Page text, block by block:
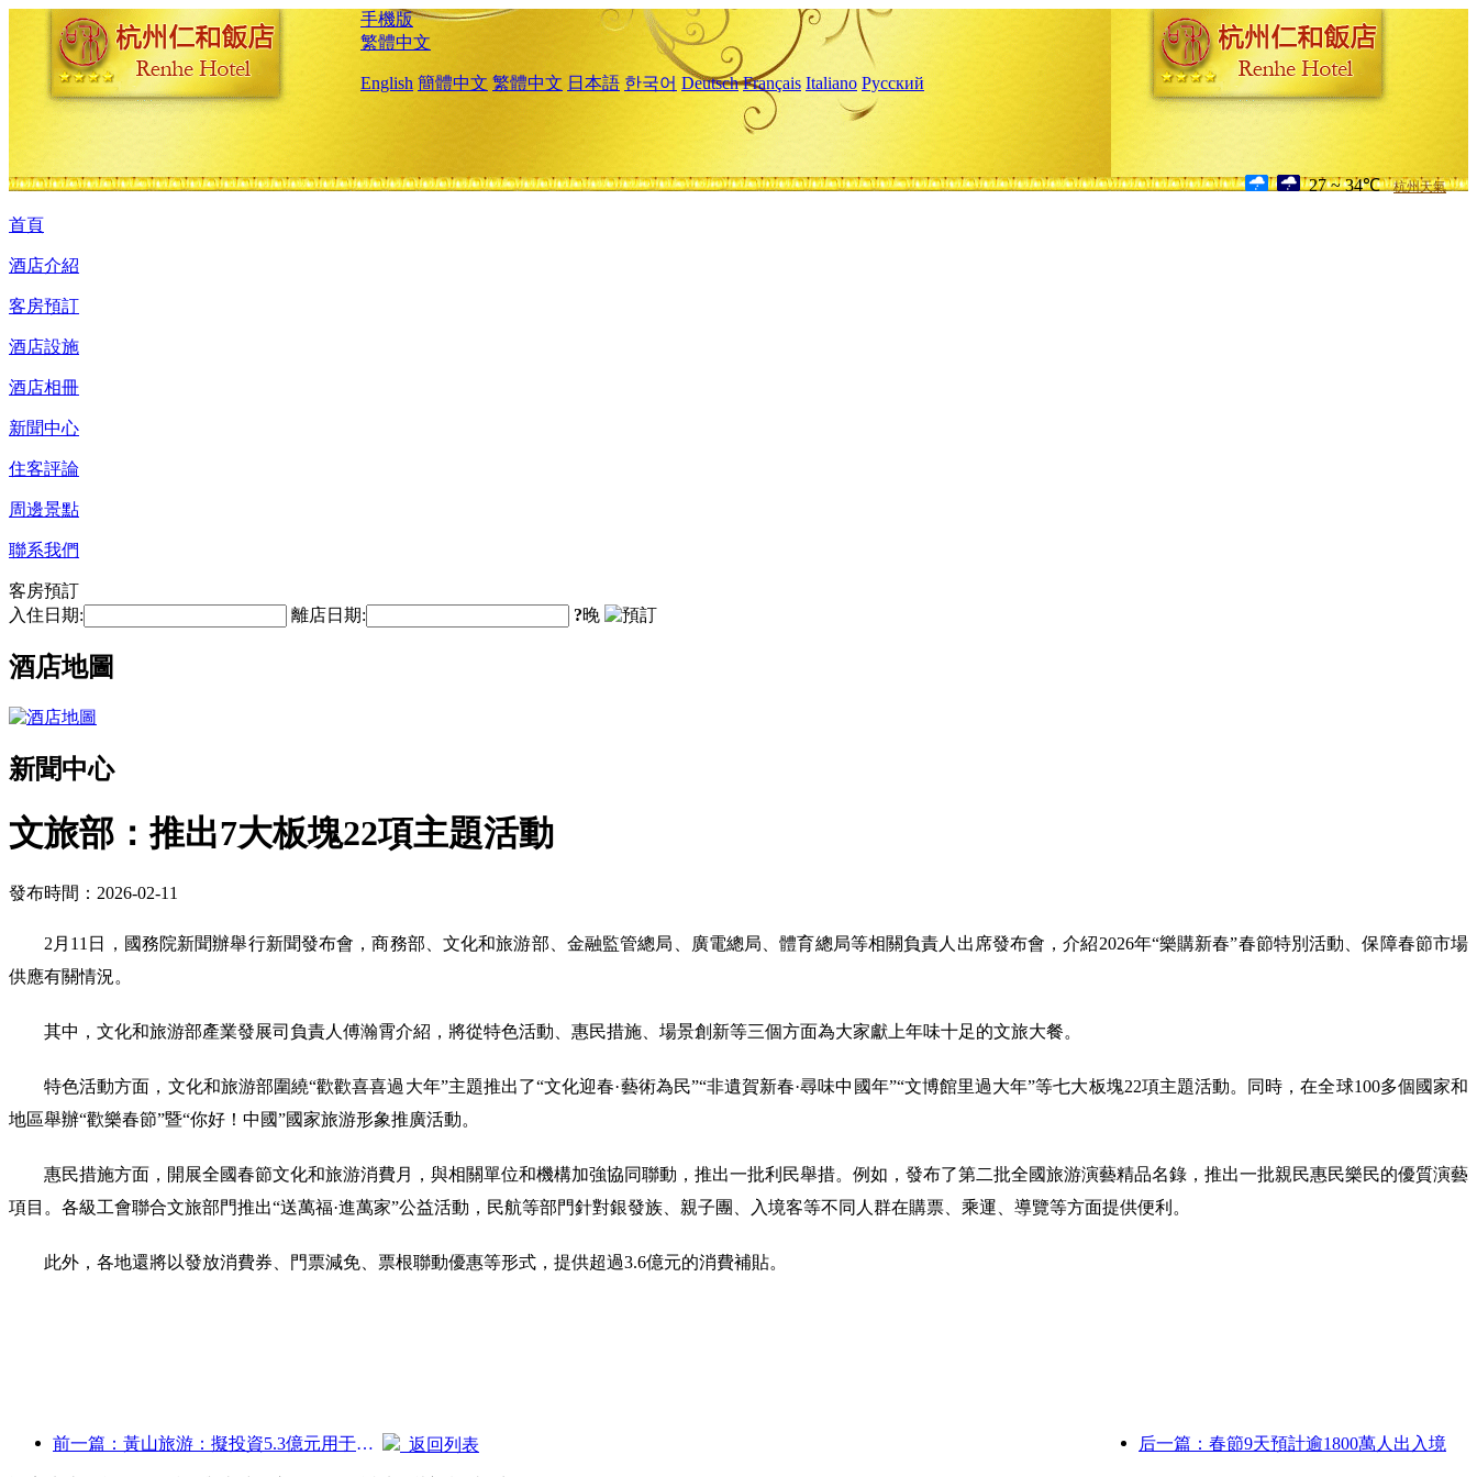
手機版
繁體中文
English 簡體中文 繁體中文 日本語 한국어 Deutsch Français Italiano Русский
27 ~ 34℃ 杭州天氣
首頁
酒店介紹
客房預訂
酒店設施
酒店相冊
新聞中心
住客評論
周邊景點
聯系我們
客房預訂
入住日期:
離店日期: ?晚
酒店地圖
新聞中心
文旅部：推出7大板塊22項主題活動
發布時間：2026-02-11
2月11日，國務院新聞辦舉行新聞發布會，商務部、文化和旅游部、金融監管總局、廣電總局、體育總局等相關負責人出席發布會，介紹2026年“樂購新春”春節特別活動、保障春節市場
供應有關情況。
其中，文化和旅游部產業發展司負責人傅瀚霄介紹，將從特色活動、惠民措施、場景創新等三個方面為大家獻上年味十足的文旅大餐。
特色活動方面，文化和旅游部圍繞“歡歡喜喜過大年”主題推出了“文化迎春·藝術為民”“非遺賀新春·尋味中國年”“文博館里過大年”等七大板塊22項主題活動。同時，在全球100多個國家和
地區舉辦“歡樂春節”暨“你好！中國”國家旅游形象推廣活動。
惠民措施方面，開展全國春節文化和旅游消費月，與相關單位和機構加強協同聯動，推出一批利民舉措。例如，發布了第二批全國旅游演藝精品名錄，推出一批親民惠民樂民的優質演藝
項目。各級工會聯合文旅部門推出“送萬福·進萬家”公益活動，民航等部門針對銀發族、親子團、入境客等不同人群在購票、乘運、導覽等方面提供便利。
此外，各地還將以發放消費券、門票減免、票根聯動優惠等形式，提供超過3.6億元的消費補貼。
前一篇：黃山旅游：擬投資5.3億元用于酒店改造 后一篇：春節9天預計逾1800萬人出入境
返回列表